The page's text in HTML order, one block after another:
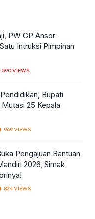
PW GP Ansor
Intruksi Pimpinan
VIEWS
Bupati
25 Kepala
969VIEWS
Pengajuan Bantuan
2026, Simak
824VIEWS